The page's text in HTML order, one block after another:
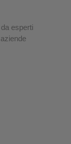
esperti